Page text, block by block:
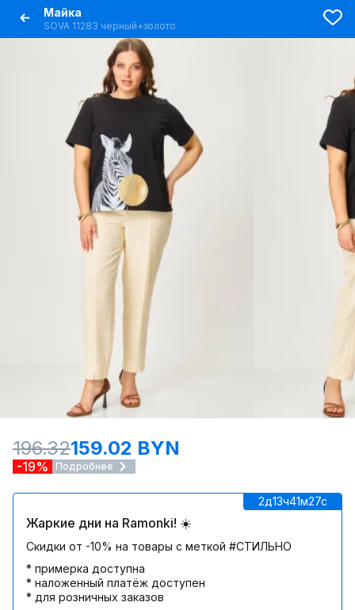
Майка
SOVA 11283 черный+золото
196.32159.02 BYN
-19% Подробнее
2д13ч41м27c
Жаркие дни на Ramonki! ☀️
Скидки от -10% на товары с меткой #СТИЛЬНО
* примерка доступна
* наложенный платёж доступен
* для розничных заказов